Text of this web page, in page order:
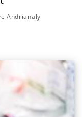
Andrianaly